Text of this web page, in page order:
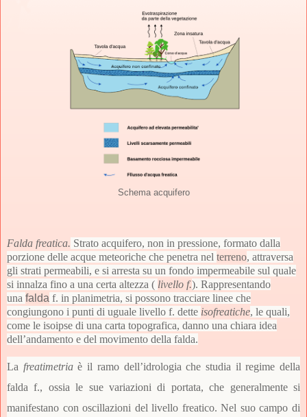
Schema acquifero
Falda freatica. Strato acquifero, non in pressione, formato dalla
porzione delle acque meteoriche che penetra nel terreno, attraversa
gli strati permeabili, e si arresta su un fondo impermeabile sul quale
si innalza fino a una certa altezza ( livello f.). Rappresentando
una falda f. in planimetria, si possono tracciare linee che
congiungono i punti di uguale livello f. dette isofreatiche, le quali,
come le isoipse di una carta topografica, danno una chiara idea
dell’andamento e del movimento della falda.
La freatimetriaè il ramo dell’idrologia che studia il regime della
falda f., ossia le sue variazioni di portata, che generalmente si
manifestano con oscillazioni del livello freatico. Nel suo campo di